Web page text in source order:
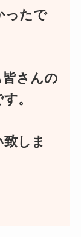
ったで
さんの
。
しま